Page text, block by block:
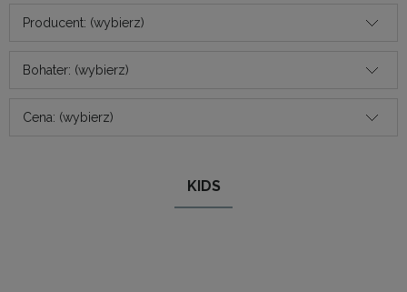
Producent: (wybierz)
Bohater: (wybierz)
Cena: (wybierz)
KIDS